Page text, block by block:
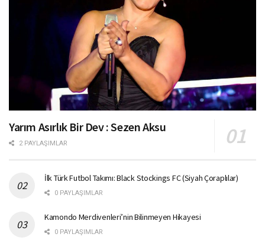
Yarım Asırlık Bir Dev : Sezen Aksu
2 PAYLAŞIMLAR
İlk Türk Futbol Takımı: Black Stockings FC (Siyah Çoraplılar)
0 PAYLAŞIMLAR
Kamondo Merdivenleri’nin Bilinmeyen Hikayesi
0 PAYLAŞIMLAR